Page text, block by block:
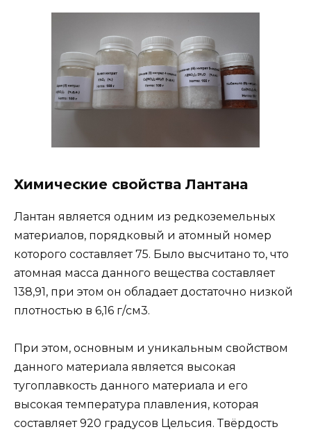
Химические свойства Лантана
Лантан является одним из редкоземельных
материалов, порядковый и атомный номер
которого составляет 75. Было высчитано то, что
атомная масса данного вещества составляет
138,91, при этом он обладает достаточно низкой
плотностью в 6,16 г/см3.
При этом, основным и уникальным свойством
данного материала является высокая
тугоплавкость данного материала и его
высокая температура плавления, которая
составляет 920 градусов Цельсия. Твёрдость